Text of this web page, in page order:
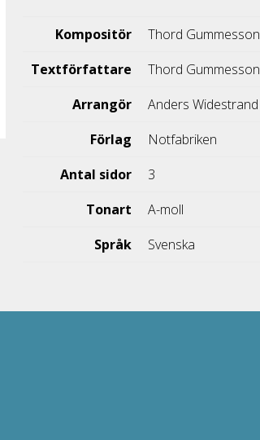
Kompositör
Thord Gummesson
Textförfattare
Thord Gummesson
Arrangör
Anders Widestrand
Förlag
Notfabriken
Antal sidor
3
Tonart
A-moll
Språk
Svenska